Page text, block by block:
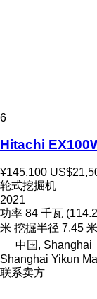
6
Hitachi
¥145,100
轮式挖掘机
2021
功率 84 千瓦
米 挖掘半径 7.45 米
中国, Shanghai
Shanghai Yikun
联系卖方